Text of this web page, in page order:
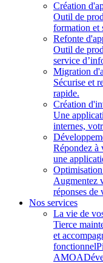
Création
Outil de
formation et
Refonte
Outil de
service
Migration
Sécurise et
rapide.
Création
Une
internes,
Répondez à
une
Optimisation
Augmentez
réponses de
Nos services
La vie de
Tierce
et
fonctionnel
AMOA